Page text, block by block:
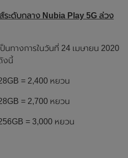
ระดับกลาง Nubia Play 5G ล่วง
ป็นทางการในวันที่ 24 เมษายน 2020
งนี้
= 2,400 หยวน
= 2,700 หยวน
= 3,000 หยวน